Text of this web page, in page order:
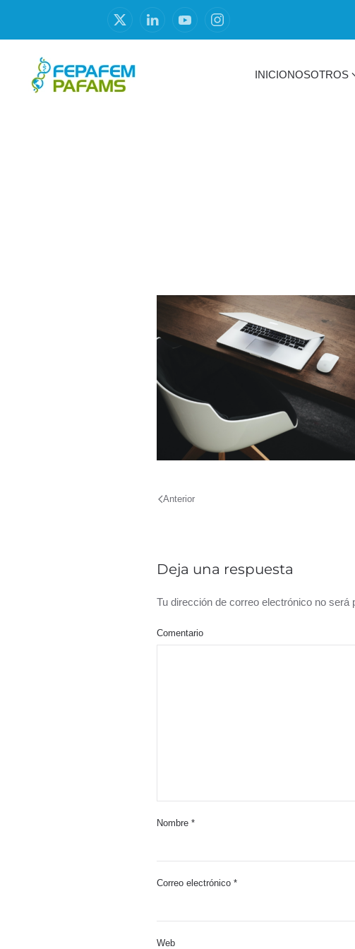
INICIONOSOTROS
Anterior
Deja una respuesta
Tu dirección de correo electrónico no
Comentario
Nombre *
Correo electrónico *
Web